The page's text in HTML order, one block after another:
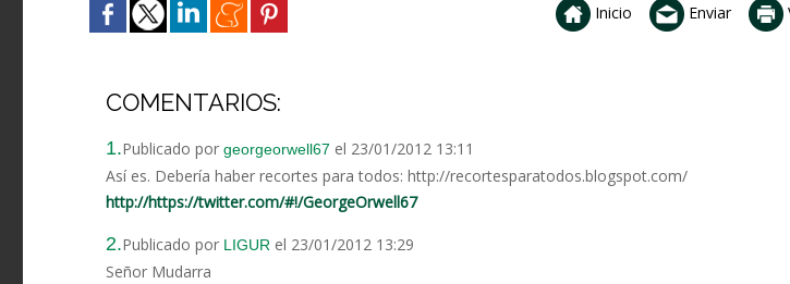
Inicio Enviar
COMENTARIOS:
1.Publicado por georgeorwell67 el 23/01/2012 13:11
Así es. Debería haber recortes para todos: http://recortesparatodos.blogspot.com/
http://https://twitter.com/#!/GeorgeOrwell67
2.Publicado por LIGUR el 23/01/2012 13:29
Señor Mudarra